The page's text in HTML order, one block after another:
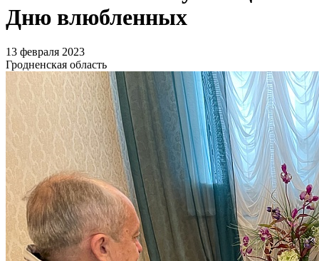
Дню влюбленных
13 февраля 2023
Гродненская область